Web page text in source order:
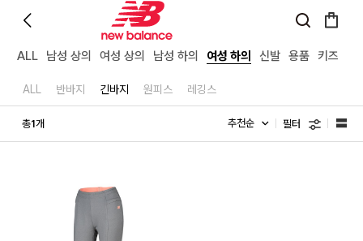
ALL 남성 상의 여성 상의 남성 하의 여성 하의 신발 용품 키즈
ALL 반바지 긴바지 원피스 레깅스
총1개 필터